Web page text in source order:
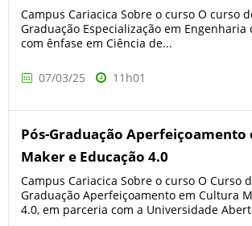
Campus Cariacica Sobre o curso O curso
Graduação Especialização em Engenharia
com ênfase em Ciência de...
07/03/25 11h01
Pós-Graduação Aperfeiçoamento
Maker e Educação 4.0
Campus Cariacica Sobre o curso O Curso
Graduação Aperfeiçoamento em Cultura
4.0, em parceria com a Universidade